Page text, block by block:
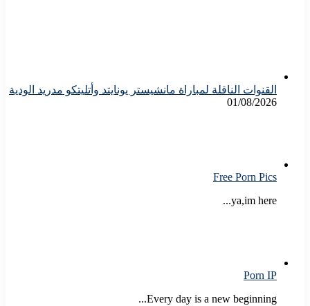
القنوات الناقلة لمباراة مانشيستر يونايتد وأتليتكو مدريد الودية
01/08/2026
Free Porn Pics
ya,im here...
Porn IP
Every day is a new beginning...